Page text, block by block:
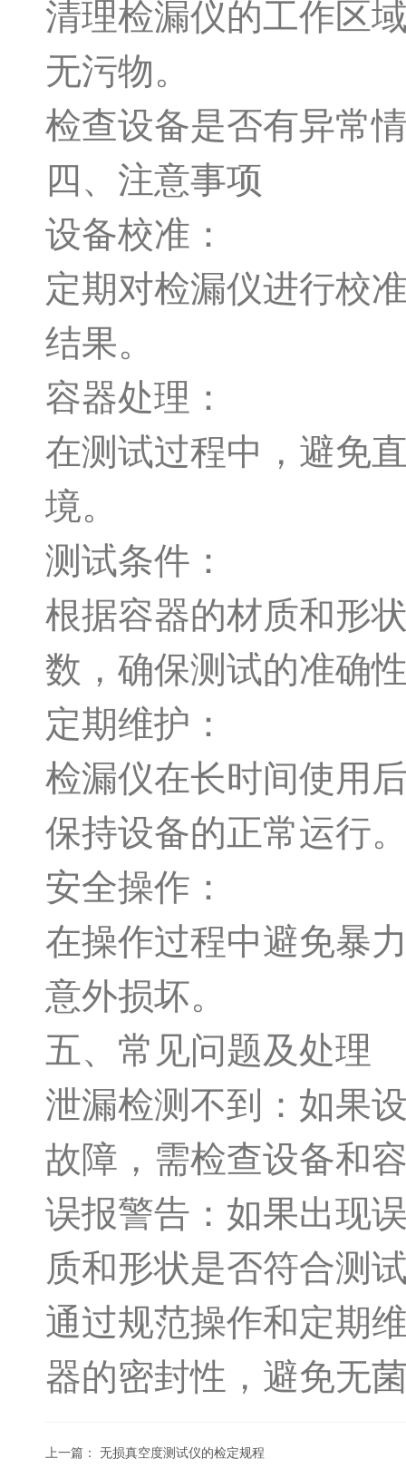
清理检漏仪的工作区
无污物。
检查设备是否有异常
四、注意事项
设备校准：
定期对检漏仪进行校
结果。
容器处理：
在测试过程中，避免
境。
测试条件：
根据容器的材质和形
数，确保测试的准确
定期维护：
检漏仪在长时间使用
保持设备的正常运行
安全操作：
在操作过程中避免暴
意外损坏。
五、常见问题及处理
泄漏检测不到：如果
故障，需检查设备和
误报警告：如果出现
质和形状是否符合测
通过规范操作和定期
器的密封性，避免无
上一篇： 无损真空度测试仪的检定规程